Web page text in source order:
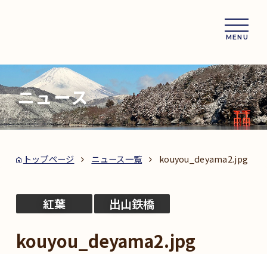
MENU
ニュース
トップページ ニュース一覧 kouyou_deyama2.jpg
紅葉 出山鉄橋
kouyou_deyama2.jpg